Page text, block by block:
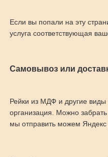
Если вы попали на эту
услуга соответствующая
Самовывоз или
Рейки из МДФ и другие
организация. Можно
мы отправить можем Яндекс